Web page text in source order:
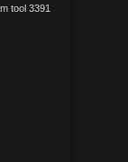
tool 3391